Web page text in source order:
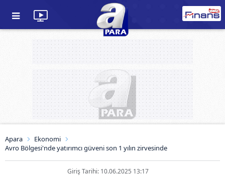
Apara
Ekonomi
Avro Bölgesi'nde yatırımcı güveni son 1 yılın zirvesinde
Giriş Tarihi: 10.06.2025 13:17